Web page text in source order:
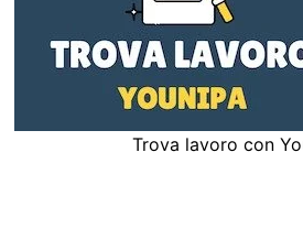
Trova lavoro con